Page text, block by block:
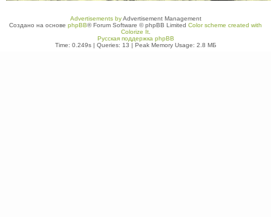
Advertisements byAdvertisement Management
Создано на основе phpBB® Forum Software © phpBB Limited Color scheme created with
Colorize It.
Русская поддержка phpBB
Time: 0.249s| Queries: 13 | Peak Memory Usage: 2.8 МБ